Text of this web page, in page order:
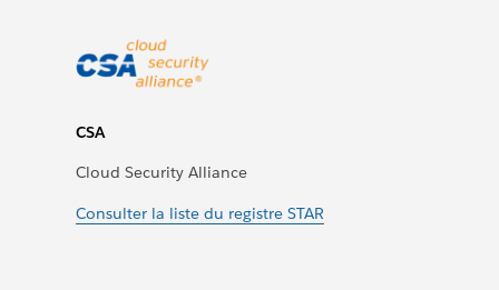
CSA
Cloud Security Alliance
Consulter la liste du registre STAR